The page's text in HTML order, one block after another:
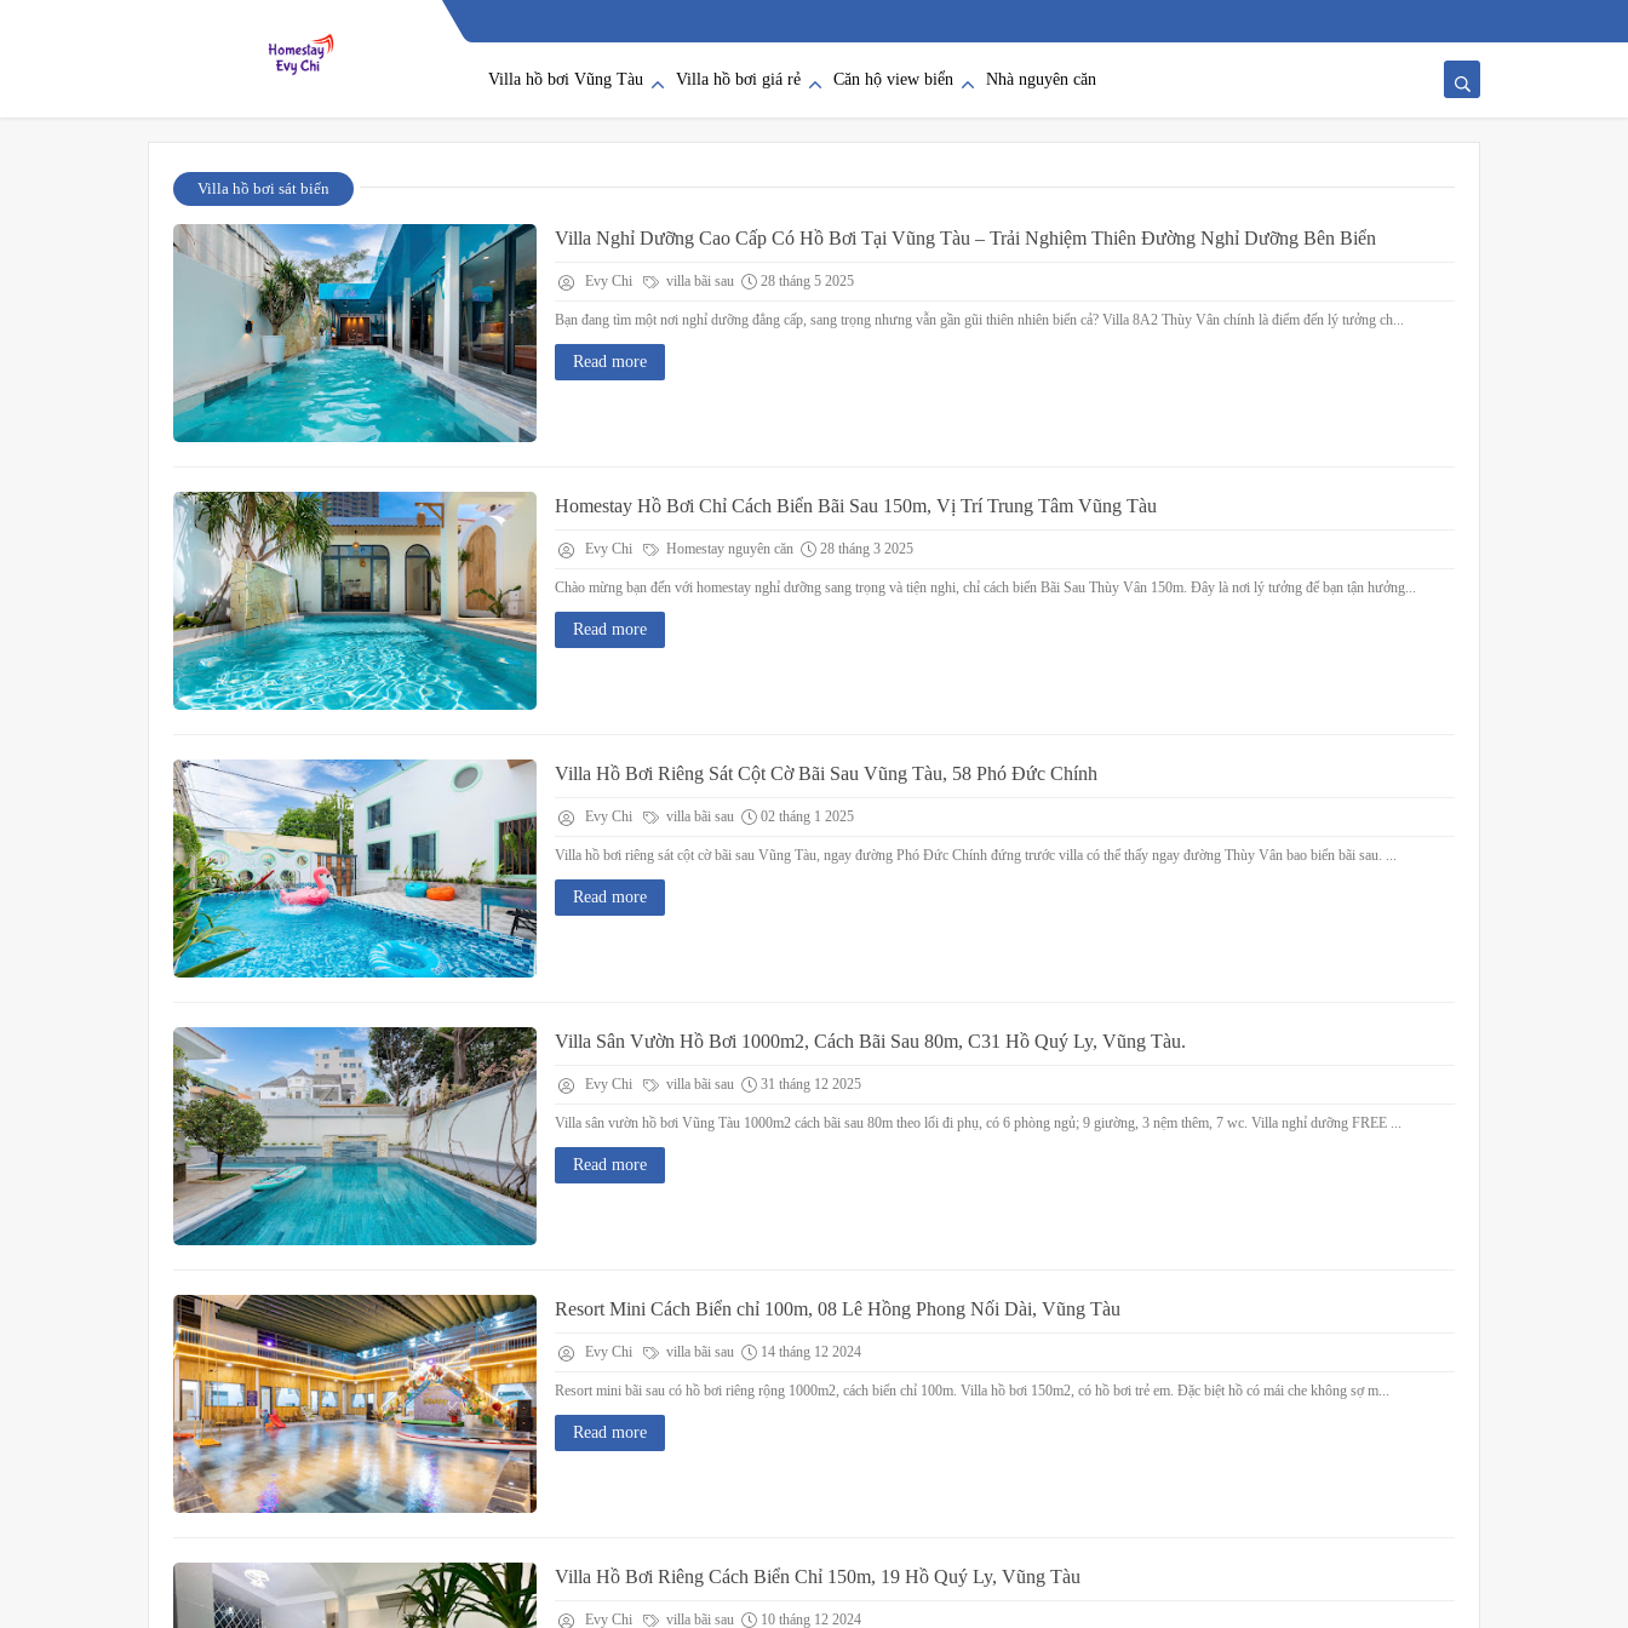
Villa hồ bơi Vũng Tàu Villa hồ bơi giá rẻ Căn hộ view biển Nhà nguyên căn
Villa hồ bơi sát biển
Villa Nghỉ Dưỡng Cao Cấp Có Hồ Bơi Tại Vũng Tàu – Trải Nghiệm Thiên Đường Nghỉ Dưỡng Bên Biển
Evy Chi villa bãi sau 28 tháng 5 2025
Bạn đang tìm một nơi nghỉ dưỡng đẳng cấp, sang trọng nhưng vẫn gần gũi thiên nhiên biển cả? Villa 8A2 Thùy Vân chính là điểm đến lý tưởng ch...
Read more
Homestay Hồ Bơi Chỉ Cách Biển Bãi Sau 150m, Vị Trí Trung Tâm Vũng Tàu
Evy Chi Homestay nguyên căn 28 tháng 3 2025
Chào mừng bạn đến với homestay nghỉ dưỡng sang trọng và tiện nghi, chỉ cách biển Bãi Sau Thùy Vân 150m. Đây là nơi lý tưởng để bạn tận hưởng...
Read more
Villa Hồ Bơi Riêng Sát Cột Cờ Bãi Sau Vũng Tàu, 58 Phó Đức Chính
Evy Chi villa bãi sau 02 tháng 1 2025
Villa hồ bơi riêng sát cột cờ bãi sau Vũng Tàu, ngay đường Phó Đức Chính đứng trước villa có thể thấy ngay đường Thùy Vân bao biển bãi sau. ...
Read more
Villa Sân Vườn Hồ Bơi 1000m2, Cách Bãi Sau 80m, C31 Hồ Quý Ly, Vũng Tàu.
Evy Chi villa bãi sau 31 tháng 12 2025
Villa sân vườn hồ bơi Vũng Tàu 1000m2 cách bãi sau 80m theo lối đi phụ, có 6 phòng ngủ; 9 giường, 3 nệm thêm, 7 wc. Villa nghỉ dưỡng FREE ...
Read more
Resort Mini Cách Biển chỉ 100m, 08 Lê Hồng Phong Nối Dài, Vũng Tàu
Evy Chi villa bãi sau 14 tháng 12 2024
Resort mini bãi sau có hồ bơi riêng rộng 1000m2, cách biển chỉ 100m. Villa hồ bơi 150m2, có hồ bơi trẻ em. Đặc biệt hồ có mái che không sợ m...
Read more
Villa Hồ Bơi Riêng Cách Biển Chỉ 150m, 19 Hồ Quý Ly, Vũng Tàu
Evy Chi villa bãi sau 10 tháng 12 2024